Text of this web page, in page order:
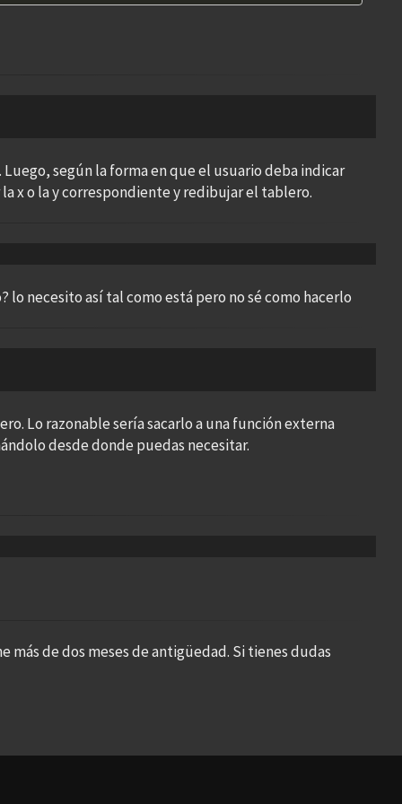
Luego, según la forma en que el usuario deba indicar
x o la y correspondiente y redibujar el tablero.
necesito así tal como está pero no sé como hacerlo
Lo razonable sería sacarlo a una función externa
desde donde puedas necesitar.
de dos meses de antigüedad. Si tienes dudas